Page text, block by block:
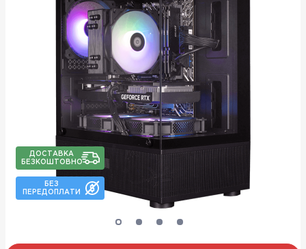
ДОСТАВКА
БЕЗКОШТОВНО
БЕЗ
ПЕРЕДОПЛАТИ